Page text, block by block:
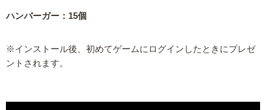
ハンバーガー：15個
※インストール後、初めてゲームにログインしたときにプレゼ
ントされます。